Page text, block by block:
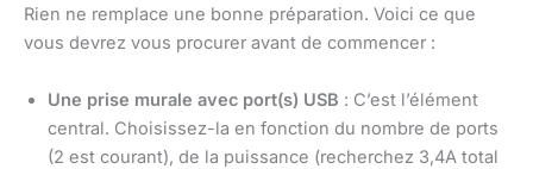
Rien ne remplace une bonne préparation. Voici ce que
vous devrez vous procurer avant de commencer :
Une prise murale avec port(s) USB : C’est l’élément
central. Choisissez-la en fonction du nombre de ports
(2 est courant), de la puissance (recherchez 3,4A total